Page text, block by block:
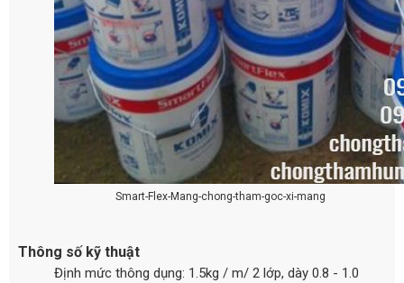
Smart-Flex-Mang-chong-tham-goc-xi-mang
Thông số kỹ thuật
Định mức thông dụng: 1.5kg / m/ 2 lớp, dày 0.8 - 1.0